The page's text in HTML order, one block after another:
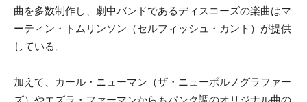
曲を多数制作し、劇中バンドであるディスコーズの楽曲はマ
ーティン・トムリンソン（セルフィッシュ・カント） が提供
している。
加えて、カール・ニューマン（ザ・ニューポルノグラファー
ズ） やエズラ・ファーマンからもパンク調のオリジナル曲の